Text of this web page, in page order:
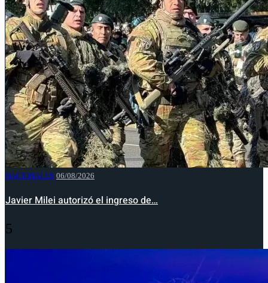
NACIONALES 06/08/2026
Javier Milei autorizó el ingreso de…
5